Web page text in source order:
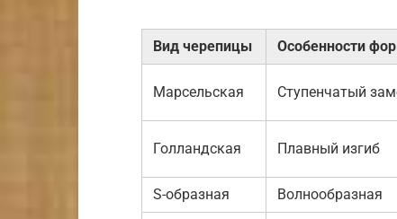
Вид черепицы Особенности
Марсельская Ступенчатый
Голландская Плавный изгиб
S-образная Волнообразная